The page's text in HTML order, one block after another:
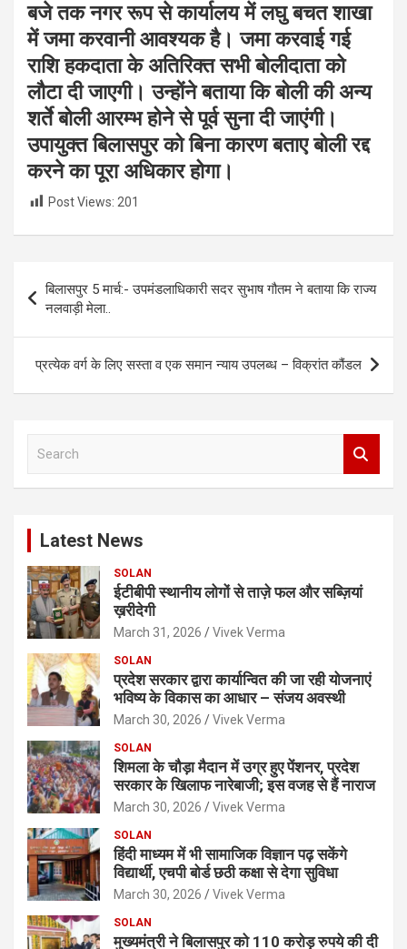
बजे तक नगर रूप से कार्यालय में लघु बचत शाखा
में जमा करवानी आवश्यक है। जमा करवाई गई
राशि हकदाता के अतिरिक्त सभी बोलीदाता को
लौटा दी जाएगी। उन्होंने बताया कि बोली की अन्य
शर्ते बोली आरम्भ होने से पूर्व सुना दी जाएंगी।
उपायुक्त बिलासपुर को बिना कारण बताए बोली रद्द
करने का पूरा अधिकार होगा।
Post Views: 201
Post
navigation
बिलासपुर 5 मार्च:- उपमंडलाधिकारी सदर सुभाष गौतम ने बताया कि राज्य
नलवाड़ी मेला..
प्रत्येक वर्ग के लिए सस्ता व एक समान न्याय उपलब्ध – विक्रांत कौंडल
Latest News
SOLAN
ईटीबीपी स्थानीय लोगों से ताज़े फल और सब्ज़ियां
ख़रीदेगी
March 31, 2026 Vivek Verma
SOLAN
प्रदेश सरकार द्वारा कार्यान्वित की जा रही योजनाएं
भविष्य के विकास का आधार – संजय अवस्थी
March 30, 2026 Vivek Verma
SOLAN
शिमला के चौड़ा मैदान में उग्र हुए पेंशनर, प्रदेश
सरकार के खिलाफ नारेबाजी; इस वजह से हैं नाराज
March 30, 2026 Vivek Verma
SOLAN
हिंदी माध्यम में भी सामाजिक विज्ञान पढ़ सकेंगे
विद्यार्थी, एचपी बोर्ड छठी कक्षा से देगा सुविधा
March 30, 2026 Vivek Verma
SOLAN
मुख्यमंत्री ने बिलासपुर को 110 करोड़ रुपये की दी